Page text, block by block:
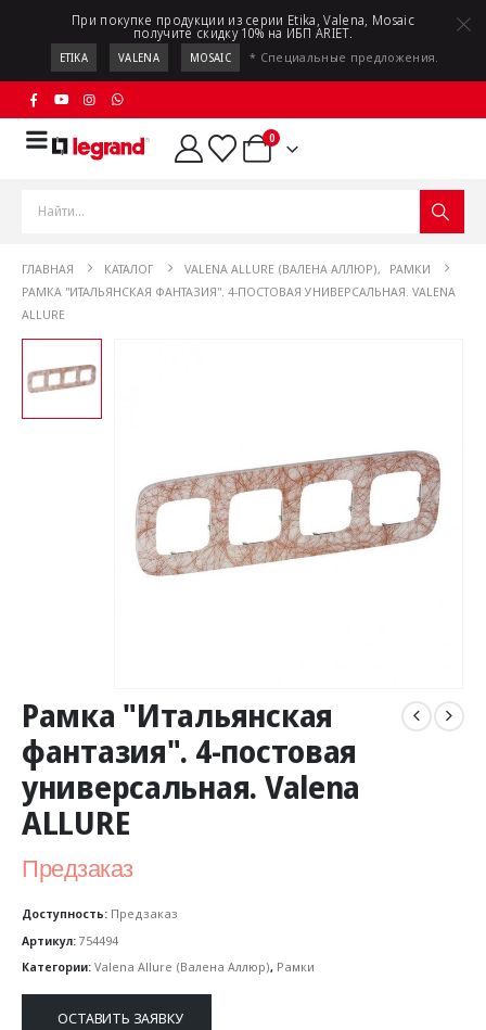
При покупке продукции из серии Etika, Valena, Mosaic
получите скидку 10% на ИБП ARIET.
ETIKA VALENA MOSAIC * Специальные предложения.
0
ГЛАВНАЯ КАТАЛОГ VALENA ALLURE (ВАЛЕНА АЛЛЮР),
РАМКИ
РАМКА "ИТАЛЬЯНСКАЯ ФАНТАЗИЯ". 4-ПОСТОВАЯ УНИВЕРСАЛЬНАЯ. VALENA
ALLURE
Рамка "Итальянская
фантазия". 4-постовая
универсальная. Valena
ALLURE
Предзаказ
Доступность: Предзаказ
Артикул: 754494
Категории: Valena Allure (Валена Аллюр), Рамки
ОСТАВИТЬ ЗАЯВКУ